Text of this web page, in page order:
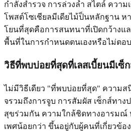
กำลังสำรวจ การล่วงล้ำ สไตล์ ควา
โพสต์โซเชียลมีเดียไม้ป็นหลักฐาน
โยนที่สุดคือการสนทนาที่เปิดกว้างแ
พื้นที่ในการกำหนดตนเองหรือไม่ตอบ
วิธีที่พบบ่อยที่สุดที่เลสเบี้ยนมีเซ็
ไม่มีวิธีเดียว "ที่พบบ่อยที่สุด" ความส
จรวมถึงการจูบ การสัมผัส เซ็กส์ทาง
สุขร่วมกัน ความใกล้ชิดทางอารมณ์
เพศน้อยกว่า ขึ้นอยู่กับผู้คนที่เกี่ยวข้